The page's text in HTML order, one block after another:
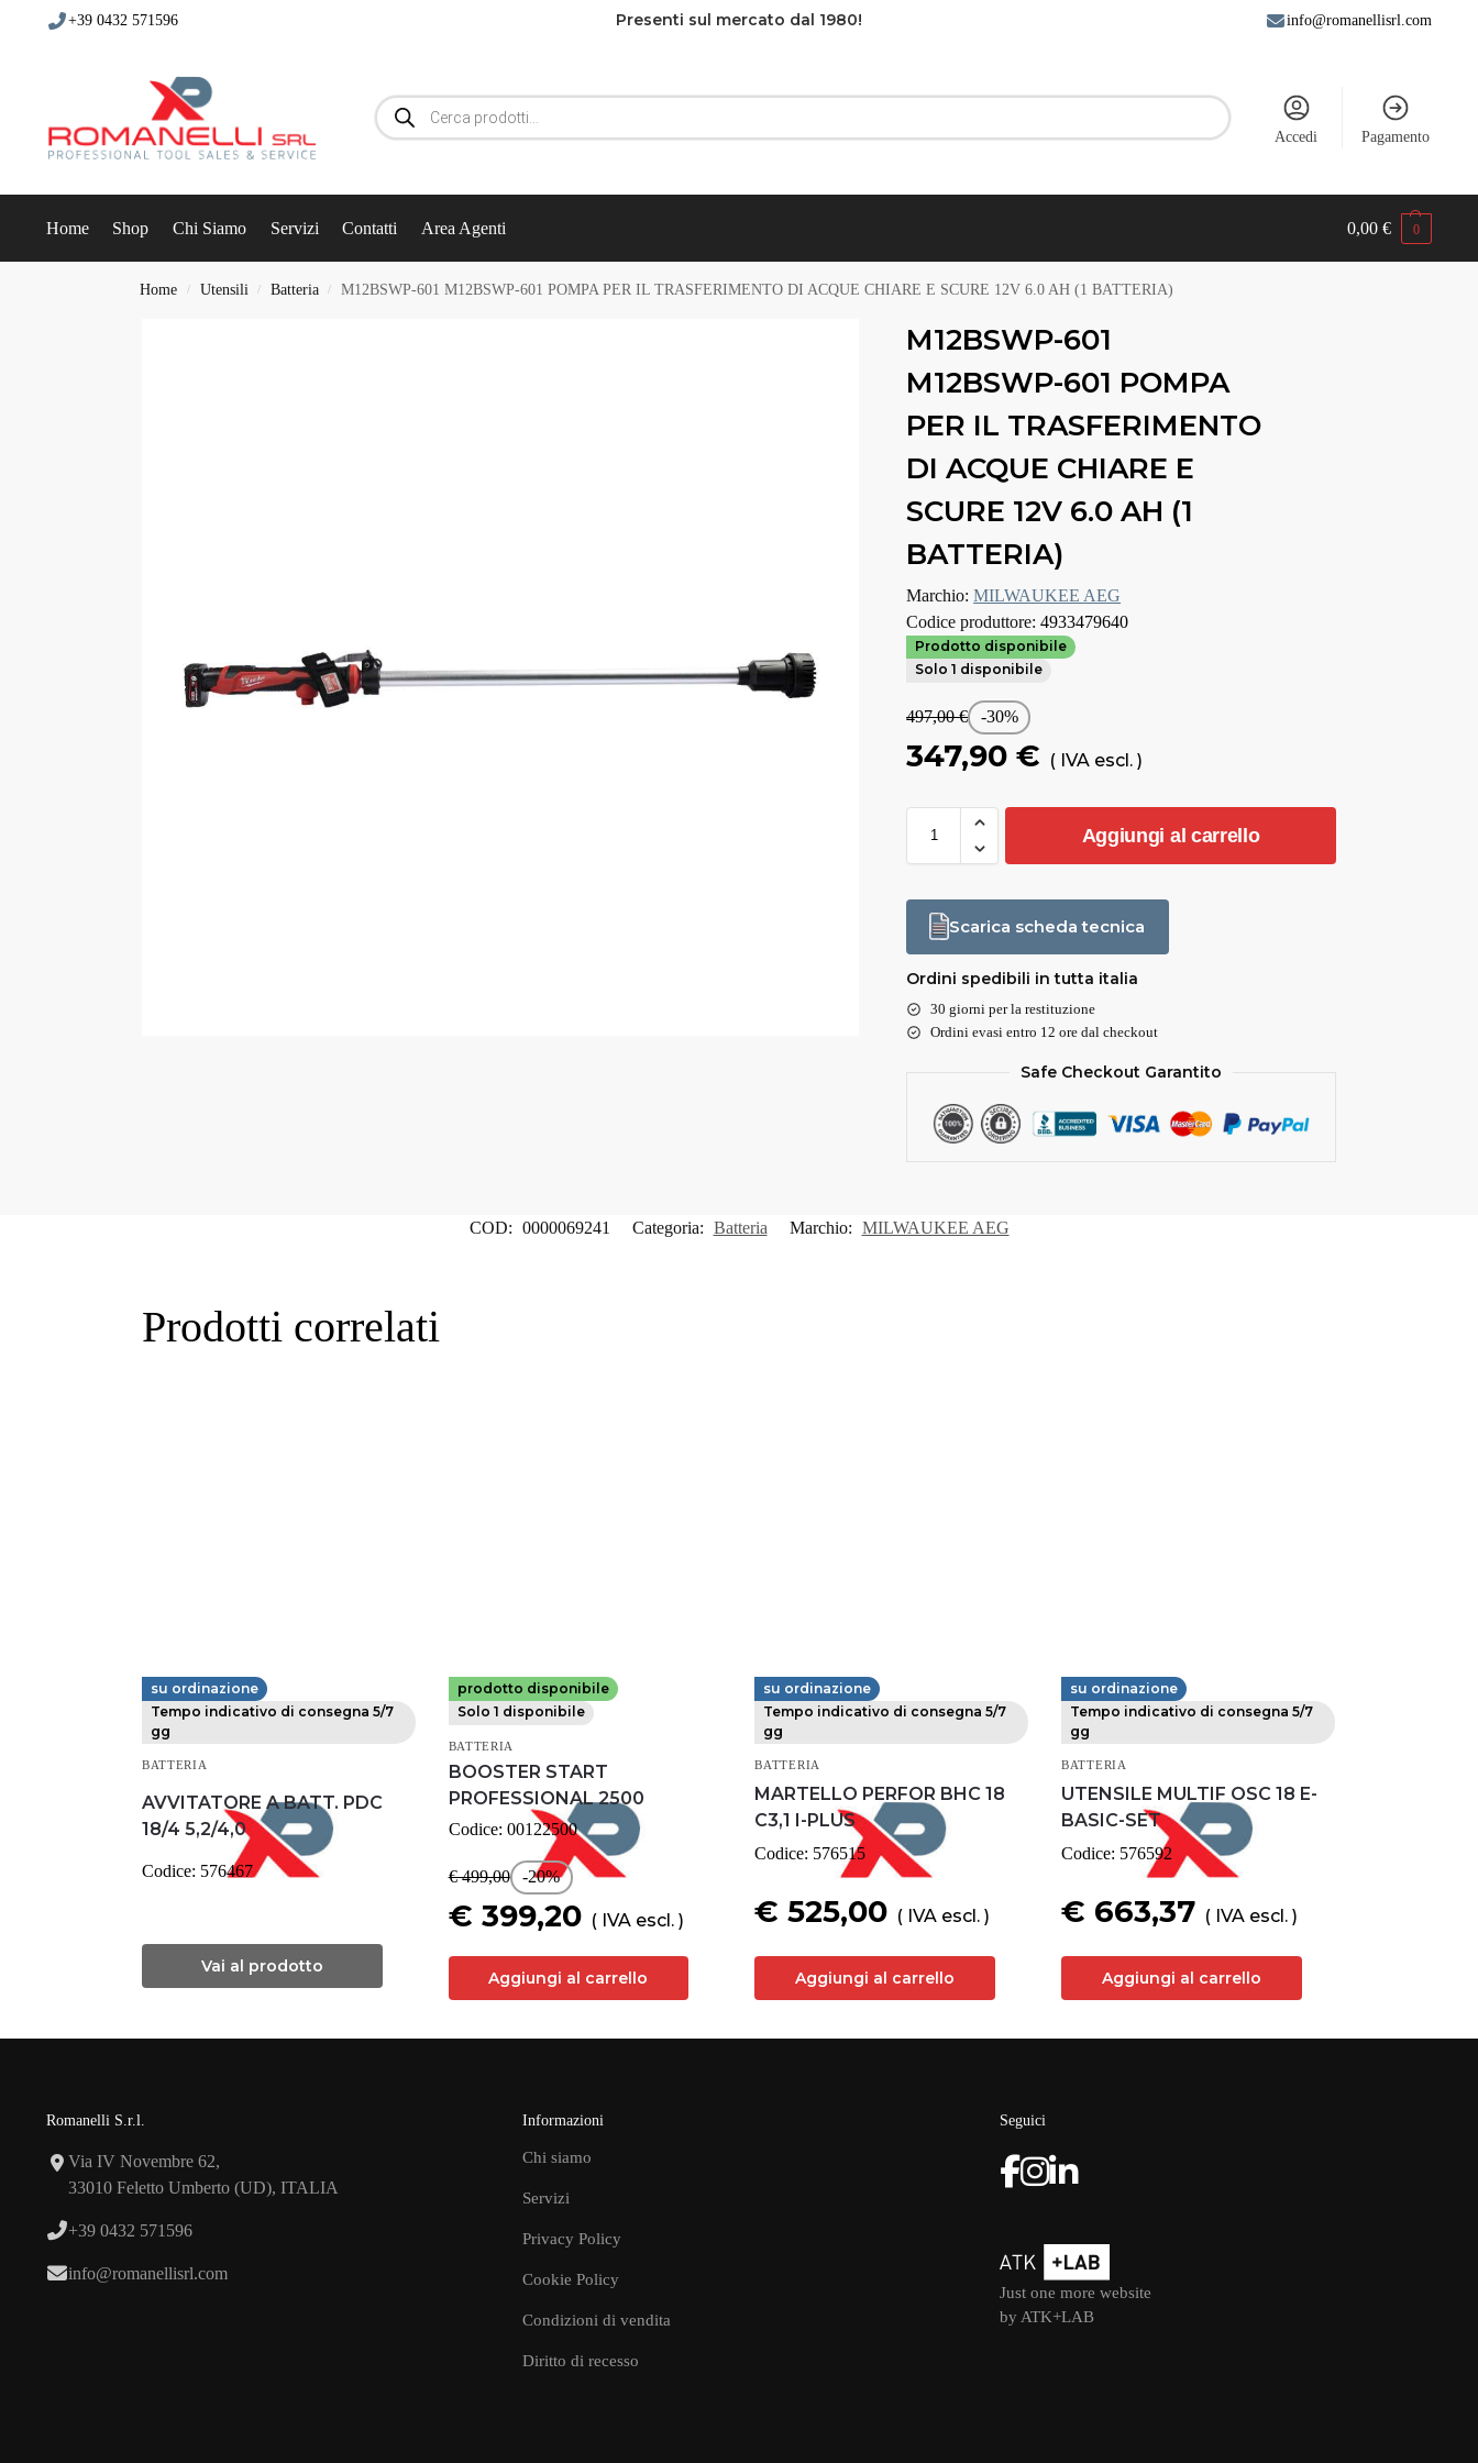
+39 0432 571596 Presenti sul mercato dal 1980! info@romanellisrl.com
Accedi Pagamento
Home Shop Chi Siamo Servizi Contatti Area Agenti 0,00€ 0
Home / Utensili / Batteria / M12BSWP-601 M12BSWP-601 POMPA PER IL TRASFERIMENTO DI ACQUE CHIARE E SCURE 12V 6.0 AH (1 BATTERIA)
M12BSWP-601
M12BSWP-601 POMPA
PER IL TRASFERIMENTO
DI ACQUE CHIARE E
SCURE 12V 6.0 AH (1
BATTERIA)
Marchio: MILWAUKEE AEG
Codice produttore: 4933479640
Prodotto disponibile
Solo 1 disponibile
497,00€ -30%
347,90€ ( IVA escl. )
Aggiungi al carrello
Scarica scheda tecnica
Ordini spedibili in tutta italia
30 giorni per la restituzione
Ordini evasi entro 12 ore dal checkout
Safe Checkout Garantito
COD: 0000069241 Categoria: Batteria Marchio: MILWAUKEE AEG
Prodotti correlati
FESTOOL
su ordinazione
Tempo indicativo di consegna 5/7
gg
BATTERIA
AVVITATORE A BATT. PDC
18/4 5,2/4,0
Codice: 576467
Vai al prodotto
ELECTROMEM
prodotto disponibile
Solo 1 disponibile
BATTERIA
BOOSTER START
PROFESSIONAL 2500
Codice: 00122500
€ 499,00 -20%
€ 399,20 ( IVA escl. )
Aggiungi al carrello
FESTOOL
su ordinazione
Tempo indicativo di consegna 5/7
gg
BATTERIA
MARTELLO PERFOR BHC 18
C3,1 I-PLUS
Codice: 576515
€ 525,00 ( IVA escl. )
Aggiungi al carrello
FESTOOL
su ordinazione
Tempo indicativo di consegna 5/7
gg
BATTERIA
UTENSILE MULTIF OSC 18 E-
BASIC-SET
Codice: 576592
€ 663,37 ( IVA escl. )
Aggiungi al carrello
Romanelli S.r.l.
Via IV Novembre 62,
33010 Feletto Umberto (UD), ITALIA
+39 0432 571596
info@romanellisrl.com
Informazioni
Chi siamo
Servizi
Privacy Policy
Cookie Policy
Condizioni di vendita
Diritto di recesso
Seguici
Just one more website
by ATK+LAB